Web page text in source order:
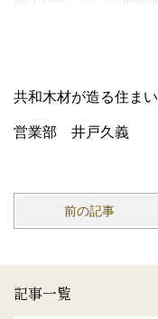
共和木材が造る住まい
営業部 井戸久義
前の記事
記事一覧